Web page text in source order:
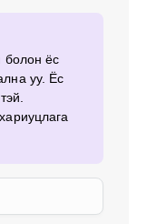
болон ёс
уу. Ёс